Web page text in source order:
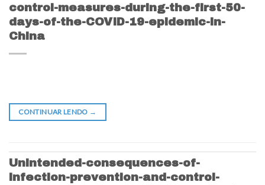
control-measures-during-the-first-50-
days-of-the-COVID-19-epidemic-in-
China
CONTINUAR LENDO →
Unintended-consequences-of-
infection-prevention-and-control-